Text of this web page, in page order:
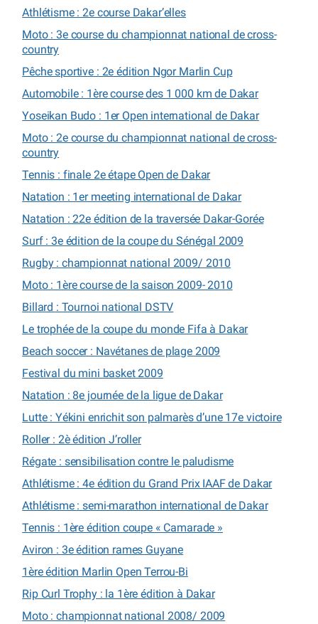
Athlétisme : 2e course Dakar’elles
Moto : 3e course du championnat national de cross-
country
Pêche sportive : 2e édition Ngor Marlin Cup
Automobile : 1ère course des 1 000 km de Dakar
Yoseikan Budo : 1er Open international de Dakar
Moto : 2e course du championnat national de cross-
country
Tennis : finale 2e étape Open de Dakar
Natation : 1er meeting international de Dakar
Natation : 22e édition de la traversée Dakar-Gorée
Surf : 3e édition de la coupe du Sénégal 2009
Rugby : championnat national 2009/ 2010
Moto : 1ère course de la saison 2009- 2010
Billard : Tournoi national DSTV
Le trophée de la coupe du monde Fifa à Dakar
Beach soccer : Navétanes de plage 2009
Festival du mini basket 2009
Natation : 8e journée de la ligue de Dakar
Lutte : Yékini enrichit son palmarès d’une 17e victoire
Roller : 2è édition J’roller
Régate : sensibilisation contre le paludisme
Athlétisme : 4e édition du Grand Prix IAAF de Dakar
Athlétisme : semi-marathon international de Dakar
Tennis : 1ère édition coupe « Camarade »
Aviron : 3e édition rames Guyane
1ère édition Marlin Open Terrou-Bi
Rip Curl Trophy : la 1ère édition à Dakar
Moto : championnat national 2008/ 2009